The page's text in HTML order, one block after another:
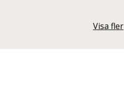
Visa fler